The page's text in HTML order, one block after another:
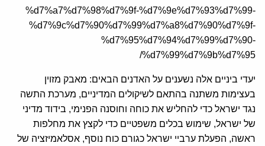
%d7%a7%d7%98%d7%9f-%d7%9e%d7%93%d7%99-
%d7%9c%d7%90%d7%99%d7%a8%d7%90%d7%9f-
%d7%95%d7%94%d7%99%d7%90-
%d7%99%d7%9b%d7%95/
יעדי ביניים אלה נשענים על האדנים הבאים: מאבק מזוין
בעצימות משתנה בהתאם לשיקולים המדיניים, מערכת התשה
נגד ישראל כדי להחליש את כוחה וחוסנה הפנימי, בידוד מדיני
של ישראל, שימוש בכלים משפטיים כדי לקצץ את מחלפות
ראשה, הפעלת ערביי ישראל כגורם כוח נוסף, אסלאמיזציה של